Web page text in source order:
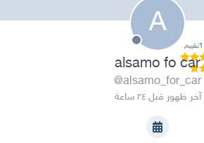
A
1تقييم
alsamo fo car
@alsamo_for_car
آخر ظهور قبل ٢٤ ساعة